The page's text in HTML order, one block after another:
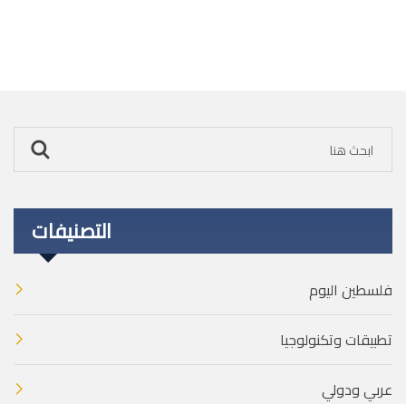
التصنيفات
فلسطين اليوم
تطبيقات وتكنولوجيا
عربي ودولي